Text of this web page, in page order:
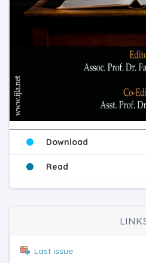
Download
Read
Last issue